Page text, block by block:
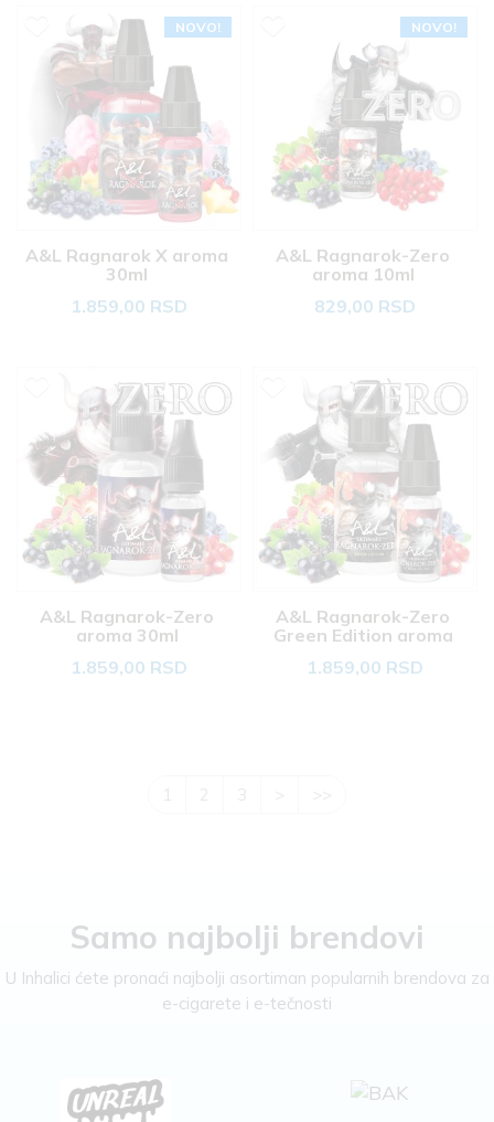
NOVO!
A&L Ragnarok X aroma
30ml
1.859,00 RSD
NOVO!
A&L Ragnarok-Zero
aroma 10ml
829,00 RSD
A&L Ragnarok-Zero
aroma 30ml
1.859,00 RSD
A&L Ragnarok-Zero
Green Edition aroma
1.859,00 RSD
Samo najbolji brendovi
U Inhalici ćete pronaći najbolji asortiman popularnih brendova za
e-cigarete i e-tečnosti